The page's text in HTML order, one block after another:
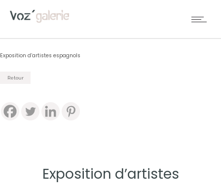
Exposition d’artistes espagnols
Retour
Exposition d’artistes